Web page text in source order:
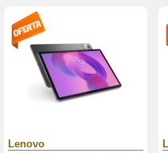
Lenovo